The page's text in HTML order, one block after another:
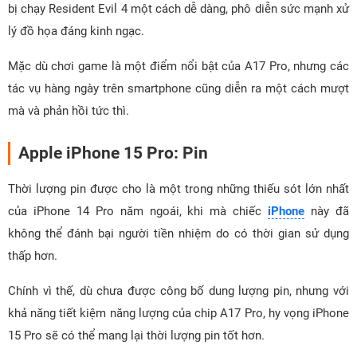
bị chạy Resident Evil 4 một cách dễ dàng, phô diễn sức mạnh xử
lý đồ họa đáng kinh ngạc.
Mặc dù chơi game là một điểm nổi bật của A17 Pro, nhưng các
tác vụ hàng ngày trên smartphone cũng diễn ra một cách mượt
mà và phản hồi tức thì.
Apple iPhone 15 Pro: Pin
Thời lượng pin được cho là một trong những thiếu sót lớn nhất
của iPhone 14 Pro năm ngoái, khi mà chiếc iPhone này đã
không thể đánh bại người tiền nhiệm do có thời gian sử dụng
thấp hơn.
Chính vì thế, dù chưa được công bố dung lượng pin, nhưng với
khả năng tiết kiệm năng lượng của chip A17 Pro, hy vọng iPhone
15 Pro sẽ có thể mang lại thời lượng pin tốt hơn.